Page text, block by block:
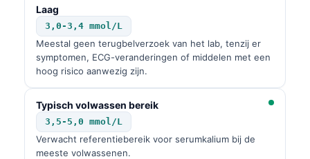
Laag
3,0-3,4 mmol/L
Meestal geen terugbelverzoek van het lab, tenzij er
symptomen, ECG-veranderingen of middelen met een
hoog risico aanwezig zijn.
Typisch volwassen bereik
3,5-5,0 mmol/L
Verwacht referentiebereik voor serumkalium bij de
meeste volwassenen.